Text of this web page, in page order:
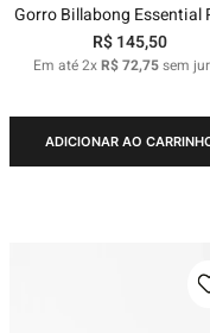
Gorro Billabong Essential
R$ 145,50
Em até2xR$72,75sem
ADICIONAR AO